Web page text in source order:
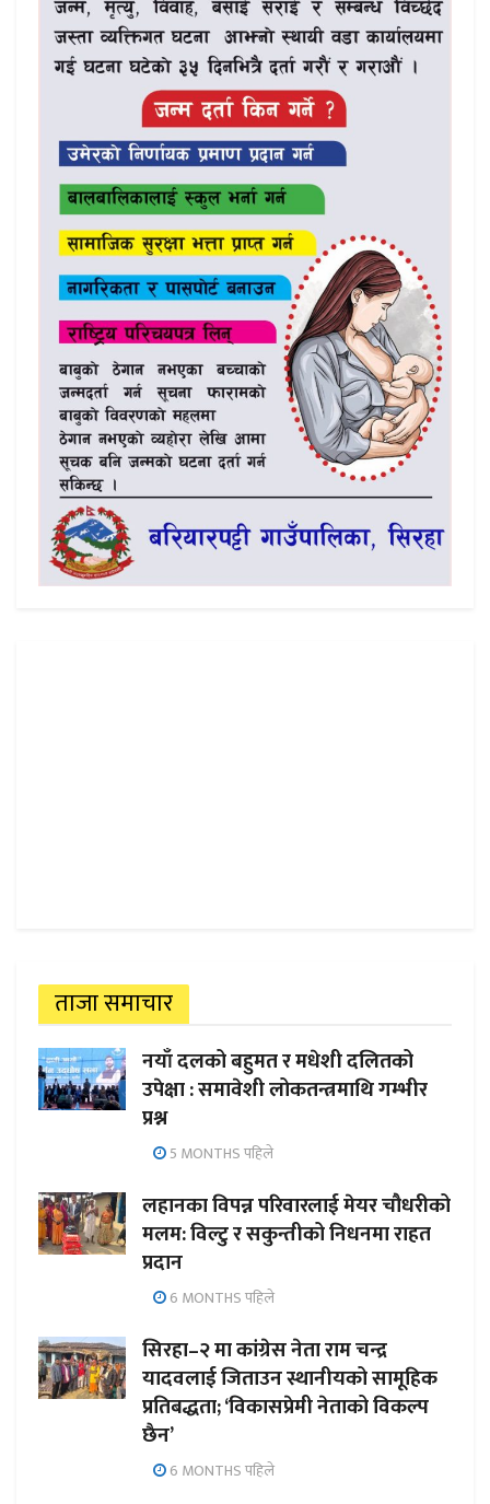
ताजा समाचार
नयाँ दलको बहुमत र मधेशी दलितको
उपेक्षा : समावेशी लोकतन्त्रमाथि गम्भीर
प्रश्न
5 MONTHS पहिले
लहानका विपन्न परिवारलाई मेयर चौधरीको
मलम: विल्टु र सकुन्तीको निधनमा राहत
प्रदान
6 MONTHS पहिले
सिरहा–२ मा कांग्रेस नेता राम चन्द्र
यादवलाई जिताउन स्थानीयको सामूहिक
प्रतिबद्धता; ‘विकासप्रेमी नेताको विकल्प
छैन’
6 MONTHS पहिले